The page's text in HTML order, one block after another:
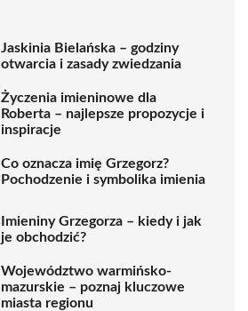
Jaskinia Bielańska – godziny
otwarcia i zasady zwiedzania
Życzenia imieninowe dla
Roberta – najlepsze propozycje i
inspiracje
Co oznacza imię Grzegorz?
Pochodzenie i symbolika imienia
Imieniny Grzegorza – kiedy i jak
je obchodzić?
Województwo warmińsko-
mazurskie – poznaj kluczowe
miasta regionu